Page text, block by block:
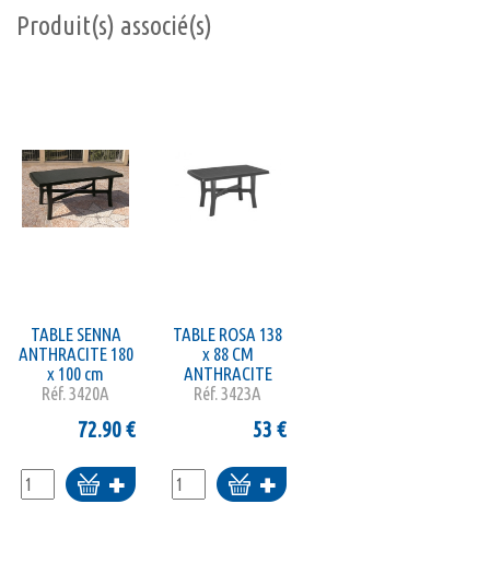
Produit(s) associé(s)
TABLE SENNA
ANTHRACITE 180
x 100 cm
Réf.3420A
72.90€
Ajouter
au
TABLE ROSA 138
x 88 CM
ANTHRACITE
Réf.3423A
53 €
Ajouter
au